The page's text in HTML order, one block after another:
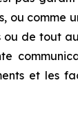
ou comme
ou de tout
et les